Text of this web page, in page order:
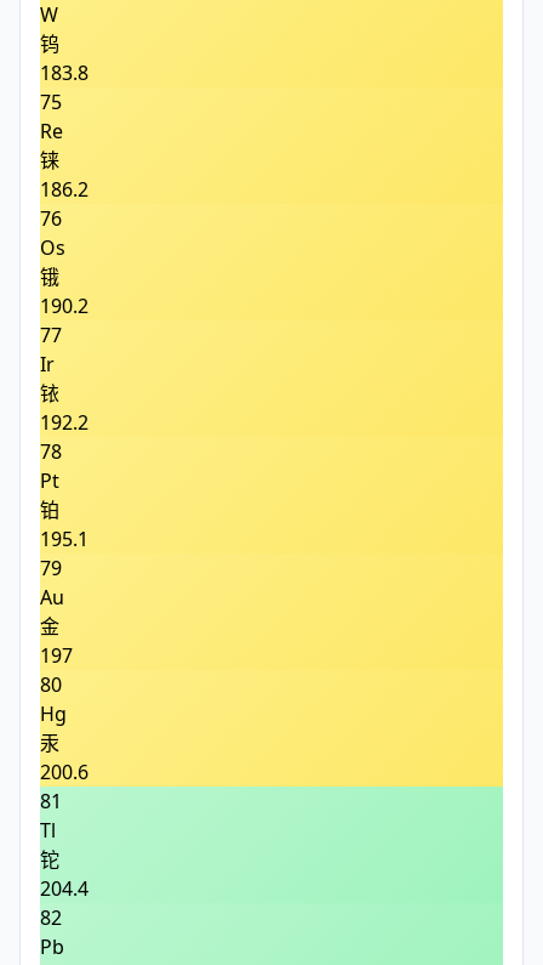
W
钨
183.8
75
Re
铼
186.2
76
Os
锇
190.2
77
Ir
铱
192.2
78
Pt
铂
195.1
79
Au
金
197
80
Hg
汞
200.6
81
Tl
铊
204.4
82
Pb